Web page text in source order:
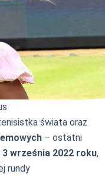
świata oraz
– ostatni
3 września 2022 roku,
rundy